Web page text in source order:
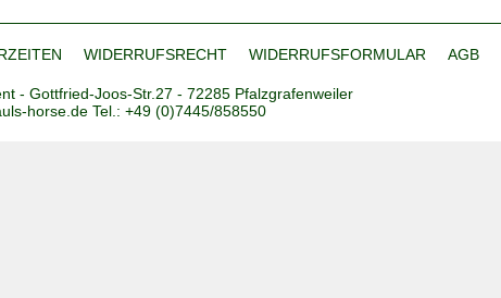
WIDERRUFSRECHT WIDERRUFSFORMULAR AGB
- Gottfried-Joos-Str.27 - 72285 Pfalzgrafenweiler
horse.de Tel.: +49 (0)7445/858550